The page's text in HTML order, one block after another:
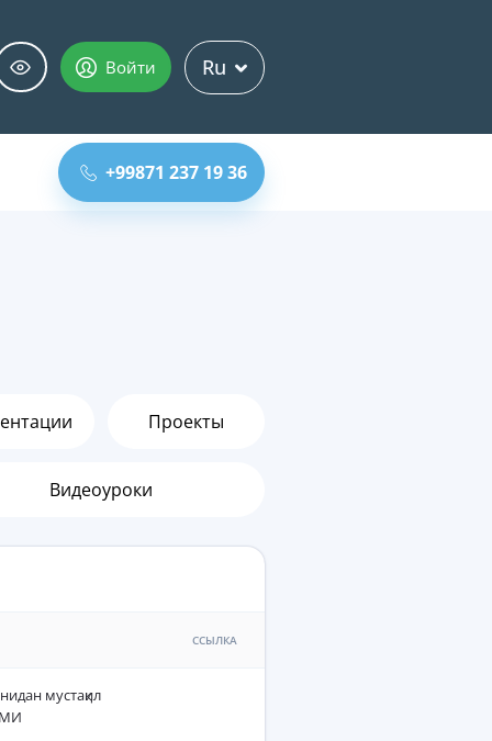
Войти Ru
+99871 237 19 36
Проекты
Видеоуроки
ССЫЛКА
мустақил